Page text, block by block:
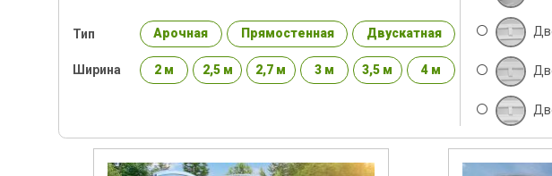
Тип Арочная Прямостенная Двускатная
Ширина 2 м 2,5 м 2,7 м 3 м 3,5 м 4 м